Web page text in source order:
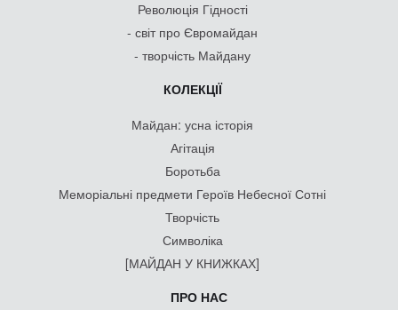
Революція Гідності
- світ про Євромайдан
- творчість Майдану
КОЛЕКЦІЇ
Майдан: усна історія
Агітація
Боротьба
Меморіальні предмети Героїв Небесної Сотні
Творчість
Символіка
[МАЙДАН У КНИЖКАХ]
ПРО НАС